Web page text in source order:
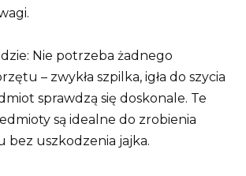
Nie potrzeba żadnego
– zwykła szpilka, igła do szycia
sprawdzą się doskonale. Te
są idealne do zrobienia
bez uszkodzenia jajka.